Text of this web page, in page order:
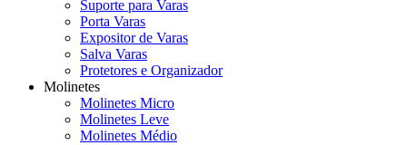
Suporte para Varas
Porta Varas
Expositor de Varas
Salva Varas
Protetores e Organizador
Molinetes
Molinetes Micro
Molinetes Leve
Molinetes Médio